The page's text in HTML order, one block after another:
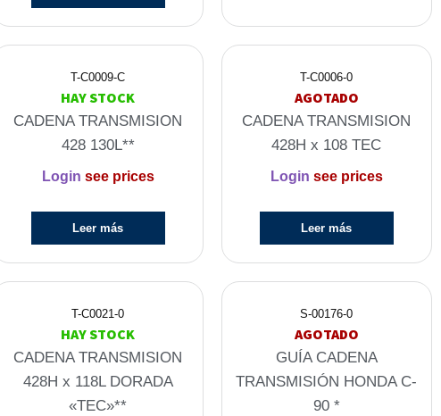
T-C0009-C
HAY STOCK
CADENA TRANSMISION
428 130L**
Login see prices
Leer más
T-C0006-0
AGOTADO
CADENA TRANSMISION
428H x 108 TEC
Login see prices
Leer más
T-C0021-0
HAY STOCK
CADENA TRANSMISION
428H x 118L DORADA
«TEC»**
S-00176-0
AGOTADO
GUÍA CADENA
TRANSMISIÓN HONDA C-
90 *